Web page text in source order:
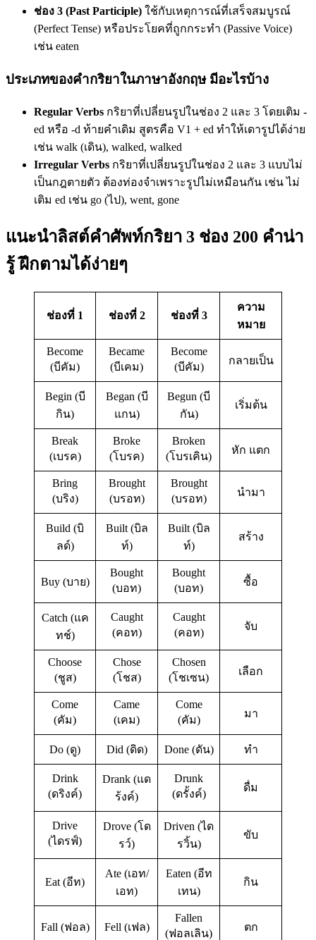
ช่อง 3 (Past Participle) ใช้กับเหตุการณ์ที่เสร็จสมบูรณ์
(Perfect Tense) หรือประโยคที่ถูกกระทำ (Passive Voice)
เช่น eaten
ประเภทของคำกริยาในภาษาอังกฤษ มีอะไรบ้าง
Regular Verbs กริยาที่เปลี่ยนรูปในช่อง 2 และ 3 โดยเติม -
ed หรือ -d ท้ายคำเดิม สูตรคือ V1 + ed ทำให้เดารูปได้ง่าย
เช่น walk (เดิน), walked, walked
Irregular Verbs กริยาที่เปลี่ยนรูปในช่อง 2 และ 3 แบบไม่
เป็นกฎตายตัว ต้องท่องจำเพราะรูปไม่เหมือนกัน เช่น ไม่
เติม ed เช่น go (ไป), went, gone
แนะนำลิสต์คำศัพท์กริยา 3 ช่อง 200 คำน่า
รู้ ฝึกตามได้ง่ายๆ
ช่องที่ 1 ช่องที่ 2 ช่องที่ 3
ความ
หมาย
Become
(บีคัม)
Became
(บีเคม)
Become
(บีคัม)
กลายเป็น
Begin (บี
กิน)
Began (บี
แกน)
Begun (บี
กัน)
เริ่มต้น​
Break
(เบรค)
Broke
(โบรค)
Broken
(โบรเคิน)
หัก แตก
Bring
(บริง)
Brought
(บรอท)
Brought
(บรอท)
นำมา
Build (บิ
ลด์)
Built (บิล
ท์)
Built (บิล
ท์)
สร้าง
Buy (บาย)
Bought
(บอท)
Bought
(บอท)
ซื้อ
Catch (แค
ทช์)
Caught
(คอท)
Caught
(คอท)
จับ
Choose
(ชูส)
Chose
(โชส)
Chosen
(โชเซน)
เลือก
Come
(คัม)
Came
(เคม)
Come
(คัม)
มา
Do (ดู) Did (ดิด) Done (ดัน) ทำ
Drink
(ดริงค์)
Drank (แด
ร้งค์)
Drunk
(ดรั้งค์)
ดื่ม
Drive
(ไดรฟ์)
Drove (โด
รว์)
Driven (ได
รวิ้น)
ขับ
Eat (อีท)
Ate (เอท/
เอท)
Eaten (อีท
เทน)
กิน
Fall (ฟอล) Fell (เฟล)
Fallen
(ฟอลเลิน)
ตก